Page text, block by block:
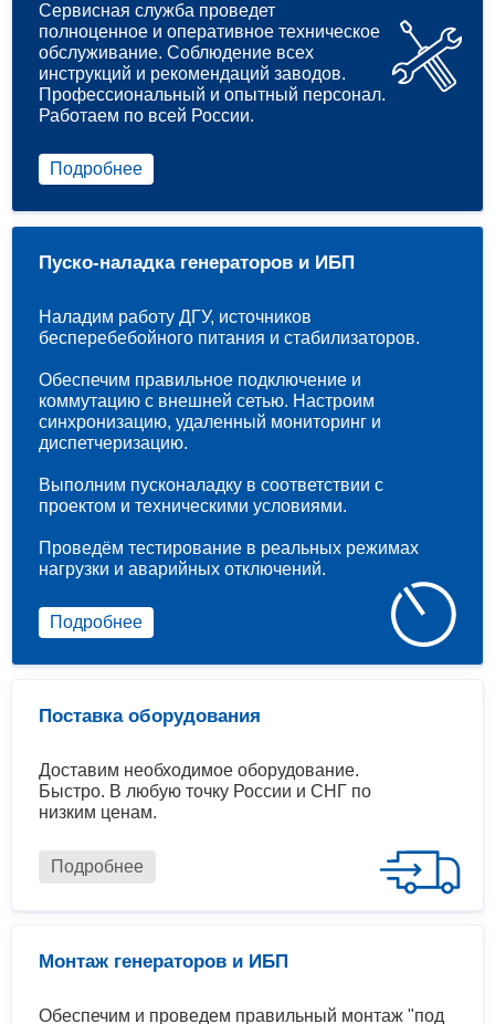
Сервисная служба проведет
полноценное и оперативное техническое
обслуживание. Соблюдение всех
инструкций и рекомендаций заводов.
Профессиональный и опытный персонал.
Работаем по всей России.
Подробнее
Поставка оборудования
Доставим необходимое оборудование.
Быстро. В любую точку России и СНГ по
низким ценам.
Подробнее
Монтаж генераторов и ИБП
Обеспечим и проведем правильный монтаж "под
Пуско-наладка генераторов и ИБП
Наладим работу ДГУ, источников
бесперебебойного питания и стабилизаторов.
Обеспечим правильное подключение и
коммутацию с внешней сетью. Настроим
синхронизацию, удаленный мониторинг и
диспетчеризацию.
Выполним пусконаладку в соответствии с
проектом и техническими условиями.
Проведём тестирование в реальных режимах
нагрузки и аварийных отключений.
Подробнее